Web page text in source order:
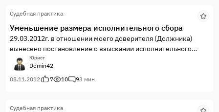
Судебная практика
Уменьшение размера исполнительного сбора
29.03.2012г. в отношении моего доверителя (Должника)
вынесено постановление о взыскании исполнительного
сбора в размере 7% от суммы долга, что составило
1083575,54 рубля.
Юрист
Demin42
08.11.2012
7 10 93 мин
Судебная практика